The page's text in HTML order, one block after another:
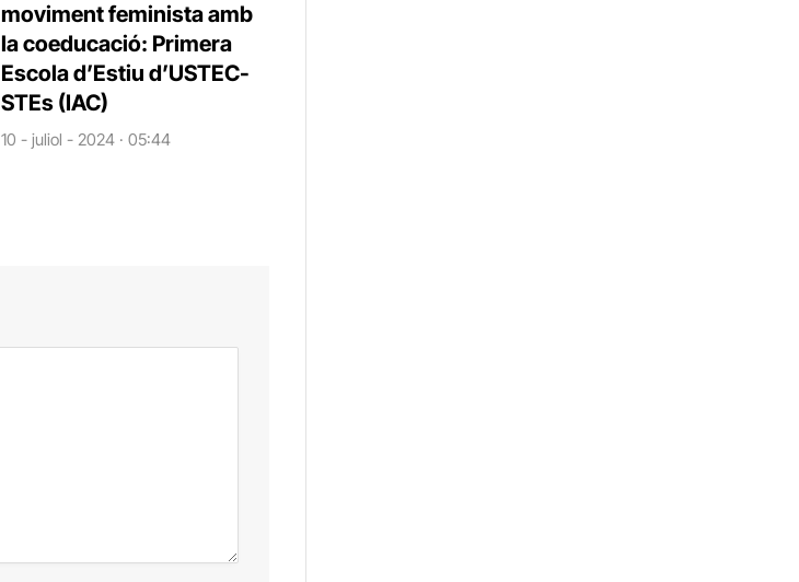
moviment feminista amb
la coeducació: Primera
Escola d’Estiu d’USTEC-
STEs (IAC)
10 - juliol - 2024 · 05:44